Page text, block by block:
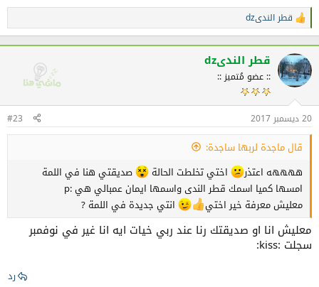
ا
ل
ت
ف
ا
ع
ا
ت
:
قطر الندىdz
قطر الندىdz
:: عضو مُتميز ::
20 ديسمبر 2017 #23
قال ماجدة لربها ساجدة:
ههههه اعتذر
اختي تخلطت الحالة
صديقتي هنا في اللمة
امسها كميا اسمك قطر الندى واسمها ايمان عمبالي هي :p
معليش معرفة خير اختي
انتي جديدة في اللمة ?
معليش انا او صديقتك رنا عند ربي خيات ايه انا غير في نوفمبر
سجلت :kiss:
رد